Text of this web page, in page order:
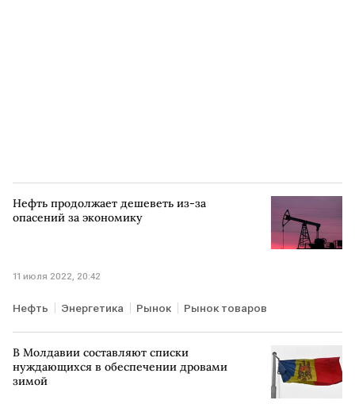
Нефть продолжает дешеветь из-за
опасений за экономику
11 июля 2022, 20:42
Нефть Энергетика Рынок Рынок товаров
В Молдавии составляют списки
нуждающихся в обеспечении дровами
зимой